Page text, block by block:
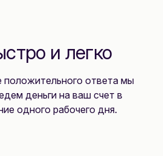
и легко
положительного ответа мы
деньги на ваш счет в
одного рабочего дня.